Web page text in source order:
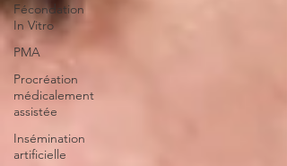
Fécondation
In Vitro
PMA
Procréation
médicalement
assistée
Insémination
artificielle